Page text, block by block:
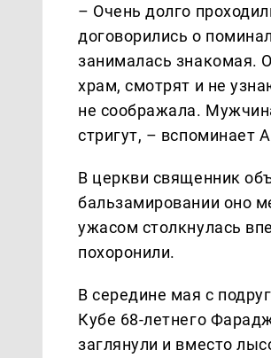
– Очень долго
договорились о
занималась знакомая.
храм, смотрят и не
не соображала.
стригут, – вспоминает
В церкви священник
бальзамировании оно
ужасом столкнулась
похоронили.
В середине мая с
Кубе 68-летнего
заглянули и вместо